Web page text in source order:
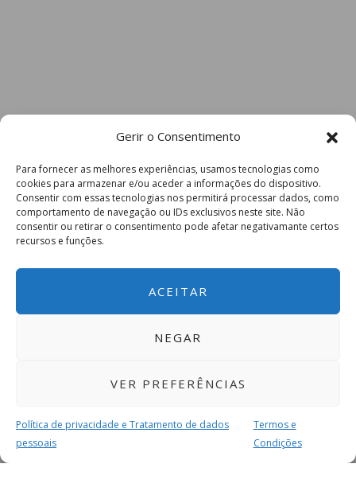
Gerir o Consentimento
Para fornecer as melhores experiências, usamos tecnologias como
cookies para armazenar e/ou aceder a informações do dispositivo.
Consentir com essas tecnologias nos permitirá processar dados, como
comportamento de navegação ou IDs exclusivos neste site. Não
consentir ou retirar o consentimento pode afetar negativamante certos
recursos e funções.
ACEITAR
NEGAR
VER PREFERÊNCIAS
Política de privacidade e Tratamento de dados
pessoais
Termos e
Condições